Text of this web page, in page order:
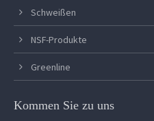
Schweißen
NSF-Produkte
Greenline
Kommen Sie zu uns